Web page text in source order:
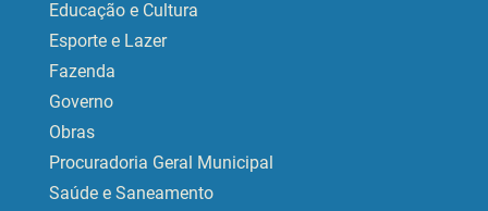
Educação e Cultura
Esporte e Lazer
Fazenda
Governo
Obras
Procuradoria Geral Municipal
Saúde e Saneamento